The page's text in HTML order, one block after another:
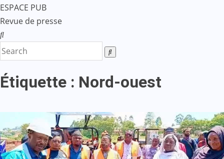
ESPACE PUB
Revue de presse
Étiquette : Nord-ouest